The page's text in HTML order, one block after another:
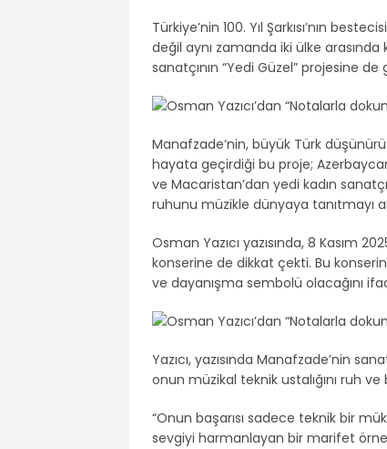
Türkiye’nin 100. Yıl Şarkısı’nın
değil aynı zamanda iki ülke
sanatçının “Yedi Güzel” projesine
Manafzade’nin, büyük Türk
hayata geçirdiği bu proje;
ve Macaristan’dan yedi kadın
ruhunu müzikle dünyaya tanıtmayı
Osman Yazıcı yazısında, 8 Kasım
konserine de dikkat çekti. Bu
ve dayanışma sembolü olacağını
Yazıcı, yazısında Manafzade’nin
onun müzikal teknik ustalığını ruh
“Onun başarısı sadece teknik bir
sevgiyi harmanlayan bir marifet